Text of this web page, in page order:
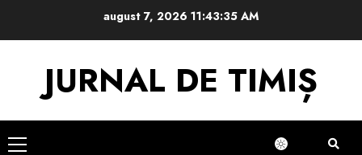
august 7, 2026 11:43:35 AM
JURNAL DE TIMIȘ
Primary